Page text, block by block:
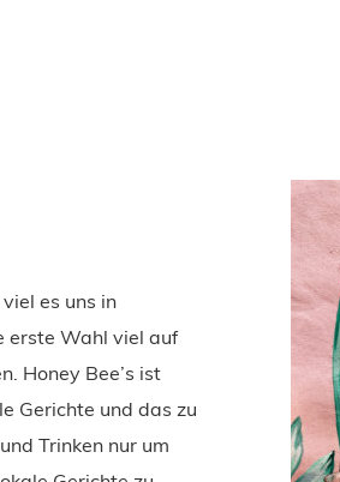
es uns in
erste Wahl viel auf
Honey Bee’s ist
Gerichte und das zu
Trinken nur um